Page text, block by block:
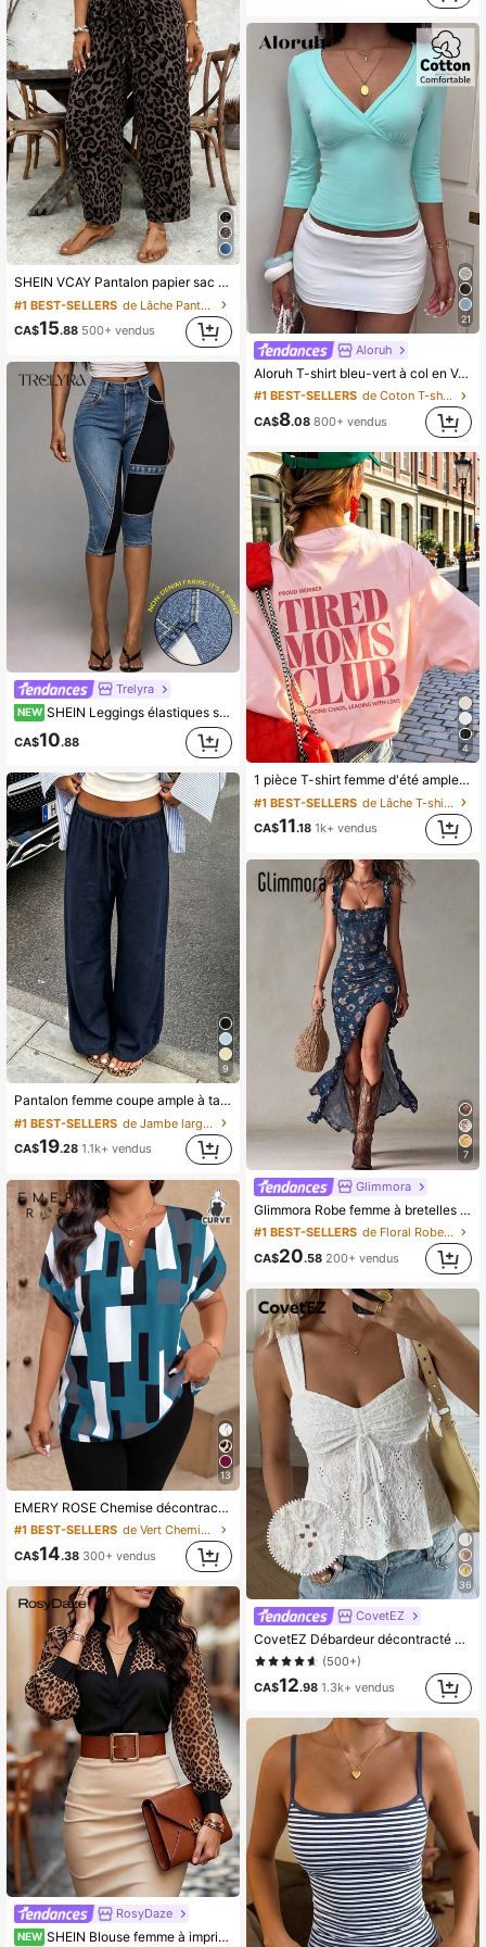
SHEIN VCAY Pantalon papier sac ample à taille élastique imprimé léopard, grande taille
#1 BEST-SELLERS
de Lâche Pantalon grande taille
CA$15.88 500+ vendus
Trelyra
NEW SHEIN Leggings élastiques slim fit pour femmes, imprimé 3D blocs de couleurs, style décontracté, pour l'été, l'automne, les vacances, Halloween, la rentrée scolaire, la plage, les fêtes, les sorties, les voyages, le Y2K, les trajets, le bureau, style country, concert de musique country, motif pantalon, short bleu, short noir
CA$10.88
9
Pantalon femme coupe ample à taille coulissante, jambes larges, léger et respirant, pantalon décontracté, bleu marine, été, style vacances, tenue de villégiature
#1 BEST-SELLERS
de Jambe large Pantalons pour femmes
CA$19.28 1.1k+ vendus
13
EMERY ROSE Chemise décontractée d'été pour femme grande taille à imprimé géométrique, col évasé, blouse à manches courtes
#1 BEST-SELLERS
de Vert Chemisiers grande taille
CA$14.38 300+ vendus
RosyDaze
NEW SHEIN Blouse femme à imprimé léopard avec blocs de couleurs, manches bouffantes et col montant, chemise élégante classique, blouse femme élégante avec patchwork imprimé léopard, chemise toutes saisons, décontractée, élégante unique, pour le travail quotidien, top extérieur style campagne, chemise business décontracté, manches longues imprimé léopard pour le port quotidien
Presque en rupture de stock !
21
Aloruh
Aloruh T-shirt bleu-vert à col en V, manches 3/4, effet amincissant
#1 BEST-SELLERS
de Coton T-shirts pour femmes
CA$8.08 800+ vendus
4
1 pièce T-shirt femme d'été ample et décontracté à manches courtes, style INS Y2K décontracté et sportif, imprimé graphique "TIRED MOMS CLUB", rose
#1 BEST-SELLERS
de Lâche T-shirts basiques décontractés
CA$11.18 1k+ vendus
7
Glimmora
Glimmora Robe femme à bretelles fines, volants, bordure en dentelle et imprimé intégral
#1 BEST-SELLERS
de Floral Robes maxi pour femmes
CA$20.58 200+ vendus
36
CovetEZ
CovetEZ Débardeur décontracté à lacets ajourés blanc pour femmes
(500+)
CA$12.98 1.3k+ vendus